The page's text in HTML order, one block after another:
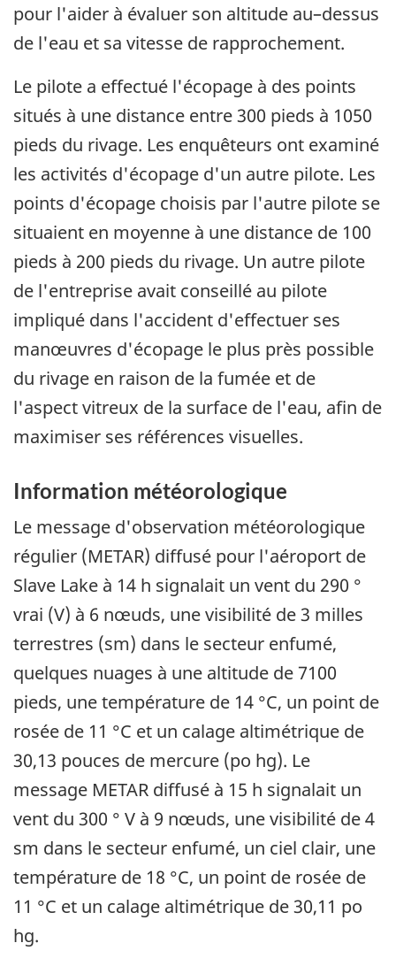
pour l'aider à évaluer son altitude au–dessus
de l'eau et sa vitesse de rapprochement.
Le pilote a effectué l'écopage à des points
situés à une distance entre 300 pieds à 1050
pieds du rivage. Les enquêteurs ont examiné
les activités d'écopage d'un autre pilote. Les
points d'écopage choisis par l'autre pilote se
situaient en moyenne à une distance de 100
pieds à 200 pieds du rivage. Un autre pilote
de l'entreprise avait conseillé au pilote
impliqué dans l'accident d'effectuer ses
manœuvres d'écopage le plus près possible
du rivage en raison de la fumée et de
l'aspect vitreux de la surface de l'eau, afin de
maximiser ses références visuelles.
Information météorologique
Le message d'observation météorologique
régulier (METAR) diffusé pour l'aéroport de
Slave Lake à 14 h signalait un vent du 290 °
vrai (V) à 6 nœuds, une visibilité de 3 milles
terrestres (sm) dans le secteur enfumé,
quelques nuages à une altitude de 7100
pieds, une température de 14 °C, un point de
rosée de 11 °C et un calage altimétrique de
30,13 pouces de mercure (po hg). Le
message METAR diffusé à 15 h signalait un
vent du 300 ° V à 9 nœuds, une visibilité de 4
sm dans le secteur enfumé, un ciel clair, une
température de 18 °C, un point de rosée de
11 °C et un calage altimétrique de 30,11 po
hg.